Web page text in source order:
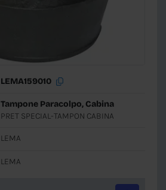
LEMA159010
Tampone Paracolpo, Cabina
PRET SPECIAL-TAMPON CABINA
LEMA
LEMA